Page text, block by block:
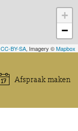
+
−
CC-BY-SA, Imagery ©Mapbox
Afspraak maken